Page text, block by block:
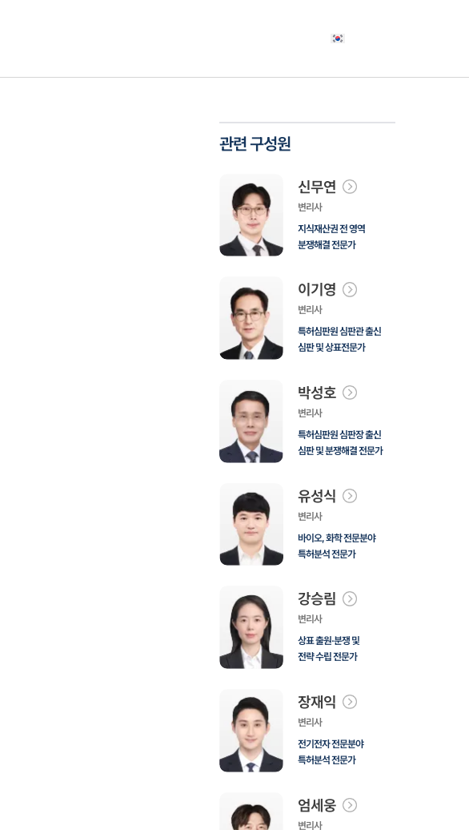
관련 구성원
신무연
변리사
지식재산권 전 영역
분쟁해결 전문가
이기영
변리사
특허심판원 심판관 출신
심판 및 상표전문가
박성호
변리사
특허심판원 심판장 출신
심판 및 분쟁해결 전문가
유성식
변리사
바이오, 화학 전문분야
특허분석 전문가
강승림
변리사
상표 출원·분쟁 및
전략 수립 전문가
장재익
변리사
전기전자 전문분야
특허분석 전문가
엄세웅
변리사